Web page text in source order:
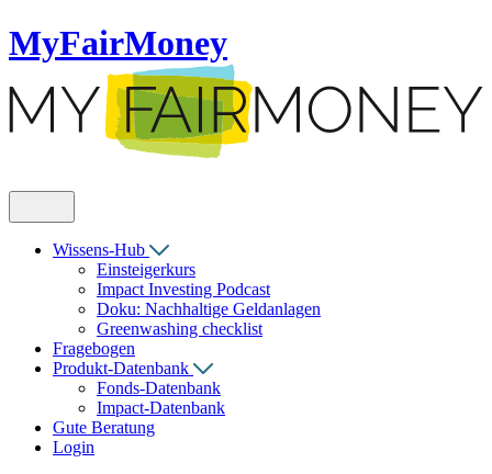
MyFairMoney
Wissens-Hub
Einsteigerkurs
Impact Investing Podcast
Doku: Nachhaltige Geldanlagen
Greenwashing checklist
Fragebogen
Produkt-Datenbank
Fonds-Datenbank
Impact-Datenbank
Gute Beratung
Login